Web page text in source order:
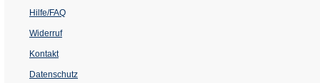
Hilfe/FAQ
Widerruf
Kontakt
Datenschutz